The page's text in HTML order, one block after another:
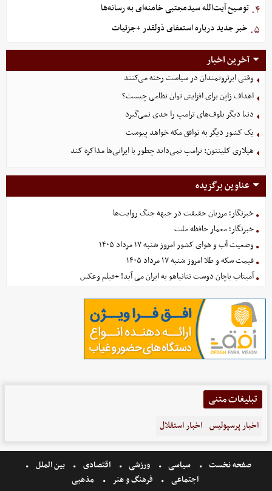
۴. توصیح آیت‌الله سیدمجتبی خامنه‌ای به رسانه‌ها
۵. خبر جدید درباره استعفای ذولقدر +جزئیات
آخرین اخبار
وقتی ابرثروتمندان در سیاست رخنه می‌کنند
اهداف ژاپن برای افزایش توان نظامی چیست؟
دنیا دیگر بلوف‌های ترامپ را جدی نمی‌گیرد
یک کشور دیگر به توافق مکه خواهد پیوست
هیلاری کلینتون: ترامپ نمی‌داند چطور با ایرانی‌ها مذاکره کند
عناوین برگزیده
خبرنگار؛ مرزبان حقیقت در جبهه جنگ روایت‌ها
خبرنگار؛ معمار حافظه ملت
وضعیت آب و هوای کشور امروز شنبه ۱۷ مرداد ۱۴۰۵
قیمت سکه و طلا امروز شنبه ۱۷ مرداد ۱۴۰۵
آمیتاب باچان دوست نتانیاهو به ایران می آید! +فیلم وعکس
تبلیغات متنی
اخبار پرسپولیس اخبار استقلال
صفحه نخست سیاسی ورزشی اقتصادی
بین الملل
اجتماعی
فرهنگ و هنر مذهبی